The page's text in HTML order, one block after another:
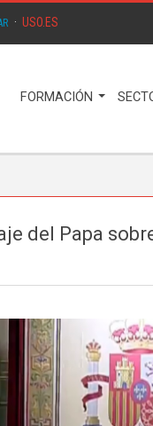
· USO.ES
FORMACIÓN
del Papa